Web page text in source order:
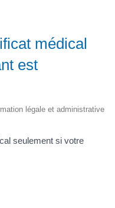
médical
est
légale et administrative
seulement si votre